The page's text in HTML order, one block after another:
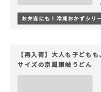
お弁当にも！冷凍おかずシリ
【再入荷】大人も子ども
サイズの京風讃岐うどん